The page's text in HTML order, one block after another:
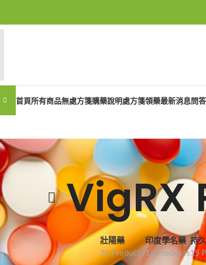
首頁所有商品無處方箋購藥說明處方箋領藥最新消息問
VigRX
壯陽藥
30 Products
印度學名藥
16 Products
持
15